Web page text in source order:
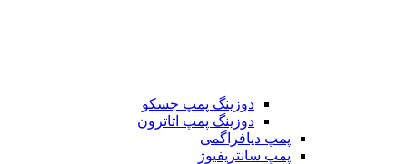
دوزینگ پمپ جسکو
دوزینگ پمپ اتاترون
پمپ دیافراگمی
پمپ سانتریفیوژ